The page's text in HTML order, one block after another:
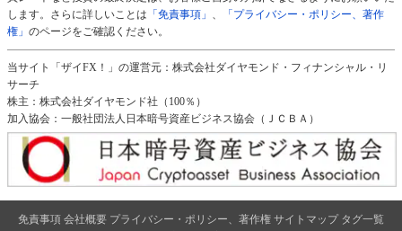
します。さらに詳しいことは 「免責事項」
「プライバシー・ポリシー、著作
権」 のページをご確認ください。
当サイト「ザイFX！」の運営元：株式会社ダイヤモンド・フィナンシャル・リ
サーチ
株主：株式会社ダイヤモンド社（100％）
加入協会：一般社団法人日本暗号資産ビジネス協会（ＪＣＢＡ）
免責事項 会社概要 プライバシー・ポリシー、著作権 サイトマップ タグ一覧